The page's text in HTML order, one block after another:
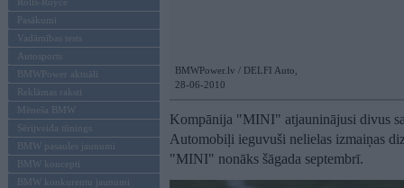
Pasākumi
Vadāmības tests
Autosports
BMWPower aktuāli
Reklāmas raksti
Mēneša BMW
Sērijveida tūnings
BMW pasaules jaunumi
BMW koncepti
BMW konkurentu jaunumi
BMWPower.lv / DELFI Auto,
28-06-2010
Kompānija "MINI" atjauninājusi divus
Automobiļi ieguvuši nelielas izmaiņas
"MINI" nonāks šāgada septembrī.